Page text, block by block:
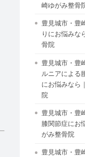
崎ゆがみ整骨
豊見城市・豊
りにお悩みな
骨院
豊見城市・豊
ルニアによる
にお悩みなら
院
豊見城市・豊
膝関節症にお
がみ整骨院
豊見城市・豊